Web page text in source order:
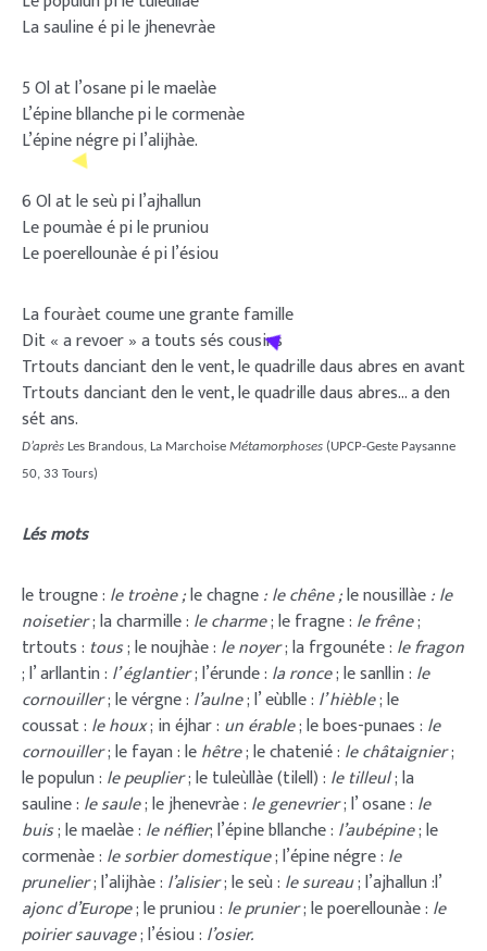
La sauline é pi le jhenevràe
5 Ol at l’osane pi le maelàe
L’épine bllanche pi le cormenàe
L’épine négre pi l’alijhàe.
6 Ol at le seù pi l’ajhallun
Le poumàe é pi le pruniou
Le poerellounàe é pi l’ésiou
La fouràet coume une grante famille
Dit « a revoer » a touts sés cousins
Trtouts danciant den le vent, le quadrille daus abres en avant
Trtouts danciant den le vent, le quadrille daus abres… a den
sét ans.
D’après Les Brandous, La Marchoise Métamorphoses (UPCP-Geste Paysanne
50, 33 Tours)
Lés mots
le trougne : le troène ;le chagne: le chêne ;le nousillàe: le
noisetier; la charmille : le charme; le fragne : le frêne;
trtouts : tous; le noujhàe : le noyer; la frgounéte : le fragon
; l’ arllantin : l’ églantier; l’érunde : la ronce; le sanllin : le
cornouiller; le vérgne : l’aulne; l’ eùblle : l’ hièble; le
coussat : le houx; in éjhar : un érable; le boes-punaes : le
cornouiller; le fayan : lehêtre; le chatenié : le châtaignier;
le populun : le peuplier; le tuleùllàe (tilell) : le tilleul; la
sauline : le saule; le jhenevràe : le genevrier; l’ osane : le
buis; le maelàe : le néflier; l’épine bllanche : l’aubépine; le
cormenàe : le sorbier domestique; l’épine négre : le
prunelier; l’alijhàe : l’alisier; le seù : le sureau; l’ajhallun :l’
ajonc d’Europe; le pruniou : le prunier; le poerellounàe : le
poirier sauvage; l’ésiou : l’osier.